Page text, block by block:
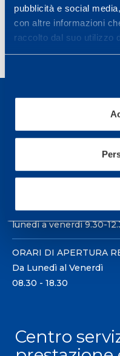
pubblicità e social
con altre informazioni
raccolto dal suo utilizzo
Leggi tutto
Sport Service Mapei
Per prenotare una
informazioni: telefonare
lunedì a venerdì 9.30-
ORARI DI APERTURA
Da Lunedì al Venerdì
08.30 - 18.30
Centro